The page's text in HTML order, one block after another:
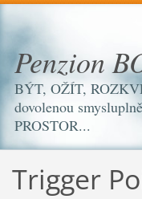
Penzion
BÝT, OŽÍT,
dovolenou
PROSTOR...
Trigger